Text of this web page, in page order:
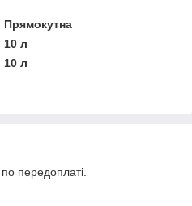
Прямокутна
10 л
10 л
по передоплаті.